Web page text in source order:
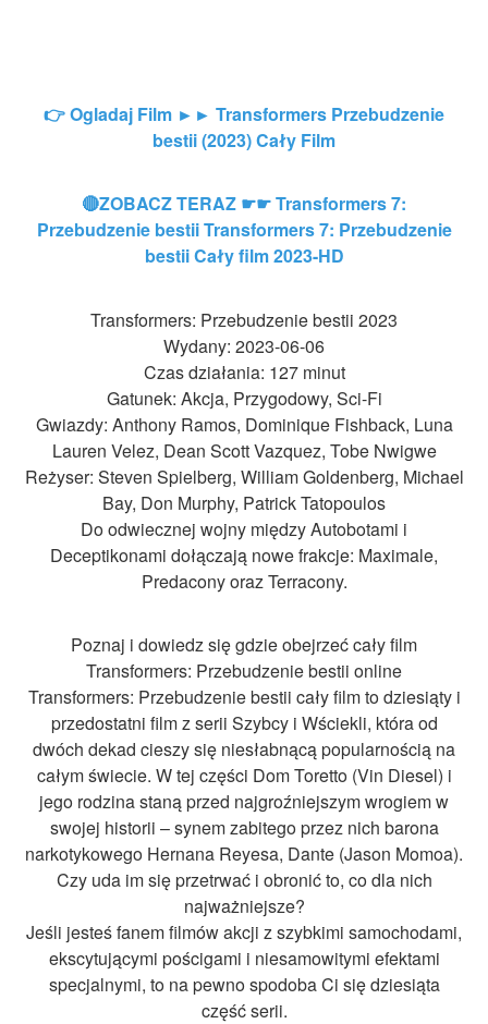
👉 Ogladaj Film ►► Transformers Przebudzenie
bestii (2023) Cały Film
🔴ZOBACZ TERAZ ☛☛ Transformers 7:
Przebudzenie bestii Transformers 7: Przebudzenie
bestii Cały film 2023-HD
Transformers: Przebudzenie bestii 2023
Wydany: 2023-06-06
Czas działania: 127 minut
Gatunek: Akcja, Przygodowy, Sci-Fi
Gwiazdy: Anthony Ramos, Dominique Fishback, Luna
Lauren Velez, Dean Scott Vazquez, Tobe Nwigwe
Reżyser: Steven Spielberg, William Goldenberg, Michael
Bay, Don Murphy, Patrick Tatopoulos
Do odwiecznej wojny między Autobotami i
Deceptikonami dołączają nowe frakcje: Maximale,
Predacony oraz Terracony.
Poznaj i dowiedz się gdzie obejrzeć cały film
Transformers: Przebudzenie bestii online
Transformers: Przebudzenie bestii cały film to dziesiąty i
przedostatni film z serii Szybcy i Wściekli, która od
dwóch dekad cieszy się niesłabnącą popularnością na
całym świecie. W tej części Dom Toretto (Vin Diesel) i
jego rodzina staną przed najgroźniejszym wrogiem w
swojej historii – synem zabitego przez nich barona
narkotykowego Hernana Reyesa, Dante (Jason Momoa).
Czy uda im się przetrwać i obronić to, co dla nich
najważniejsze?
Jeśli jesteś fanem filmów akcji z szybkimi samochodami,
ekscytującymi pościgami i niesamowitymi efektami
specjalnymi, to na pewno spodoba Ci się dziesiąta
część serii.